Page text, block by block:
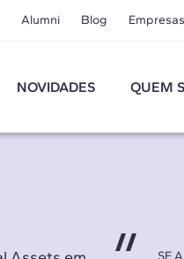
Alumni Blog Empresas
NOVIDADES QUEM
SE